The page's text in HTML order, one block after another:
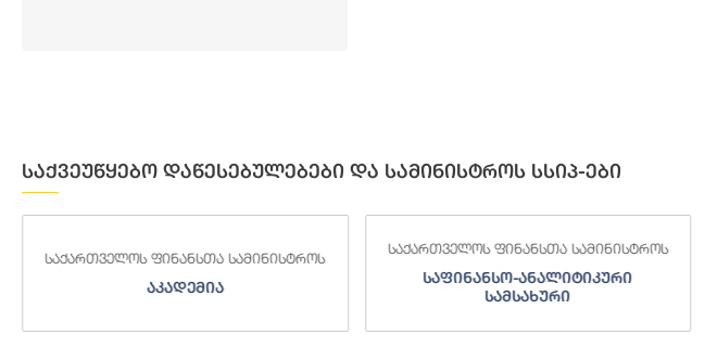
საქვეუწყებო დაწესებულებები და სამინისტროს სსიპ-ები
საფინანსო-ანალიტიკური
სამსახური
საქართველოს ფინანსთა სამინისტროს
საგამოძიებო სამსახური